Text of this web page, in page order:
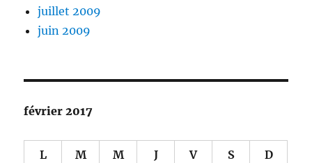
juillet 2009
juin 2009
février 2017
L M M J V S D